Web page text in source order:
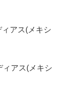
アス(メキシ
アス(メキシ